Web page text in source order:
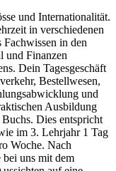
und Internationalität.
in verschiedenen
in den
und Finanzen
Dein Tagesgeschäft
Bestellwesen,
und
Ausbildung
Dies entspricht
im 3. Lehrjahr 1 Tag
Woche. Nach
bei uns mit dem